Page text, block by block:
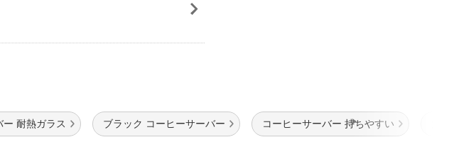
ー 耐熱ガラス ブラック コーヒーサーバー コーヒーサーバー 持ちやすい